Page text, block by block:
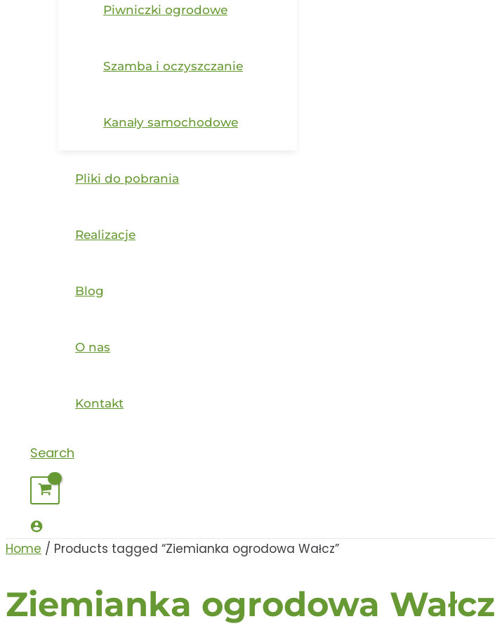
Piwniczki ogrodowe
Szamba i oczyszczanie
Kanały samochodowe
Pliki do pobrania
Realizacje
Blog
O nas
Kontakt
Search
Home / Products tagged “Ziemianka ogrodowa Wałcz”
Ziemianka ogrodowa Wałcz